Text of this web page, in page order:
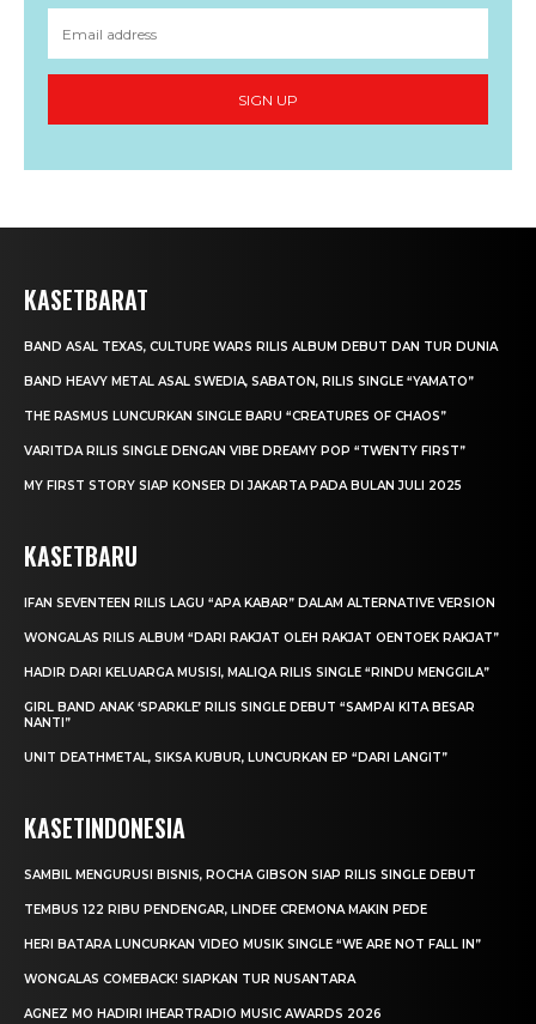
SIGN UP
KASETBARAT
BAND ASAL TEXAS, CULTURE WARS RILIS ALBUM DEBUT DAN TUR DUNIA
BAND HEAVY METAL ASAL SWEDIA, SABATON, RILIS SINGLE “YAMATO”
THE RASMUS LUNCURKAN SINGLE BARU “CREATURES OF CHAOS”
VARITDA RILIS SINGLE DENGAN VIBE DREAMY POP “TWENTY FIRST”
MY FIRST STORY SIAP KONSER DI JAKARTA PADA BULAN JULI 2025
KASETBARU
IFAN SEVENTEEN RILIS LAGU “APA KABAR” DALAM ALTERNATIVE VERSION
WONGALAS RILIS ALBUM “DARI RAKJAT OLEH RAKJAT OENTOEK RAKJAT”
HADIR DARI KELUARGA MUSISI, MALIQA RILIS SINGLE “RINDU MENGGILA”
GIRL BAND ANAK ‘SPARKLE’ RILIS SINGLE DEBUT “SAMPAI KITA BESAR
NANTI”
UNIT DEATHMETAL, SIKSA KUBUR, LUNCURKAN EP “DARI LANGIT”
KASETINDONESIA
SAMBIL MENGURUSI BISNIS, ROCHA GIBSON SIAP RILIS SINGLE DEBUT
TEMBUS 122 RIBU PENDENGAR, LINDEE CREMONA MAKIN PEDE
HERI BATARA LUNCURKAN VIDEO MUSIK SINGLE “WE ARE NOT FALL IN”
WONGALAS COMEBACK! SIAPKAN TUR NUSANTARA
AGNEZ MO HADIRI IHEARTRADIO MUSIC AWARDS 2026